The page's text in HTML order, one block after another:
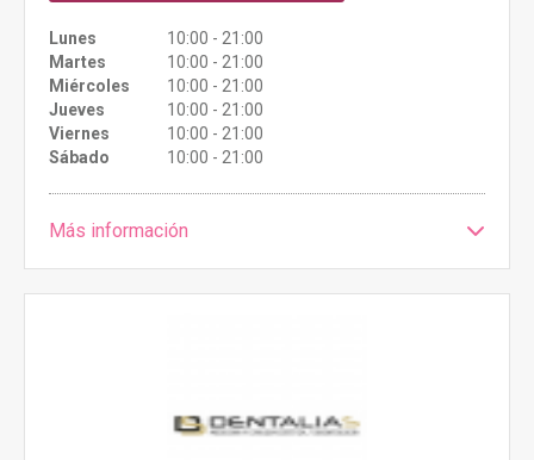
Lunes
10:00 - 21:00
Martes
10:00 - 21:00
Miércoles
10:00 - 21:00
Jueves
10:00 - 21:00
Viernes
10:00 - 21:00
Sábado
10:00 - 21:00
Más información